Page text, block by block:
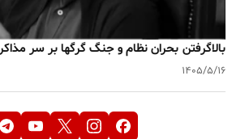
بالا‌گرفتن بحران نظام و جنگ گرگها بر سر
۱۴۰۵/۵/۱۶